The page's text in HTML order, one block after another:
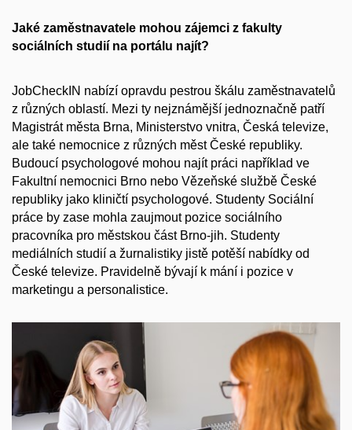
Jaké zaměstnavatele mohou zájemci z fakulty
sociálních studií na portálu najít?
JobCheckIN nabízí opravdu pestrou škálu zaměstnavatelů
z různých oblastí. Mezi ty nejznámější jednoznačně patří
Magistrát města Brna, Ministerstvo vnitra, Česká televize,
ale také nemocnice z různých měst České republiky.
Budoucí psychologové mohou najít práci například ve
Fakultní nemocnici Brno nebo Vězeňské službě České
republiky jako kliničtí psychologové. Studenty Sociální
práce by zase mohla zaujmout pozice sociálního
pracovníka pro městskou část Brno-jih. Studenty
mediálních studií a žurnalistiky jistě potěší nabídky od
České televize. Pravidelně bývají k mání i pozice v
marketingu a personalistice.